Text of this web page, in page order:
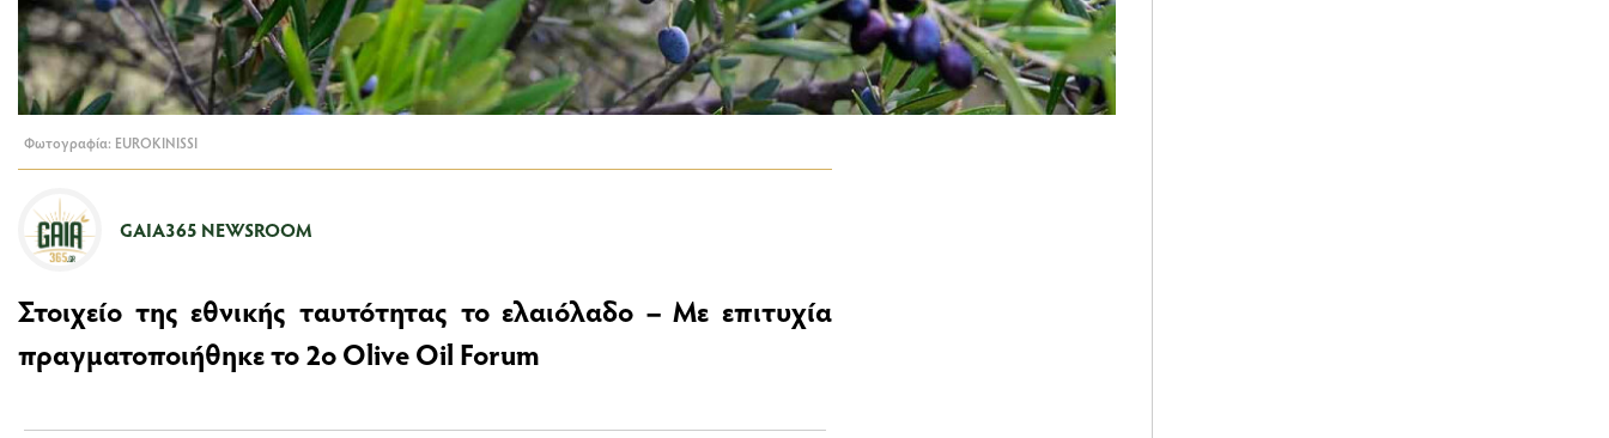
Φωτογραφία: EUROKINISSI
GAIA365 NEWSROOM
Στοιχείο της εθνικής ταυτότητας το ελαιόλαδο – Με επιτυχία
πραγματοποιήθηκε το 2ο Olive Oil Forum